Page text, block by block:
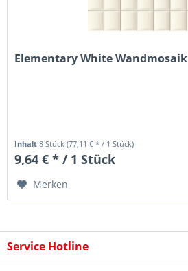
Elementary White Wandmosaik
Inhalt8 Stück(77,11 € * / 1 Stück)
9,64 € * / 1 Stück
Merken
Service Hotline